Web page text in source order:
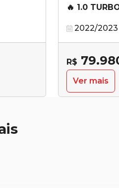
🔥 1.0
2022/2023
R$
Ver mais